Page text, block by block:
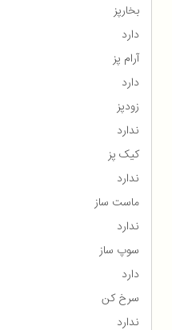
بخارپز
دارد
آرام پز
دارد
زودپز
ندارد
کیک پز
ندارد
ماست ساز
ندارد
سوپ ساز
دارد
سرخ کن
ندارد